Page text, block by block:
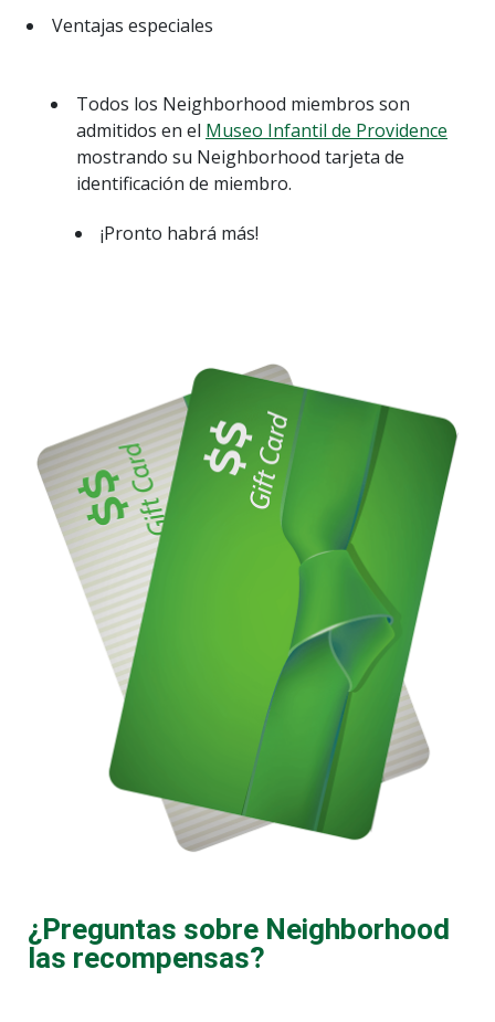
Ventajas especiales
Todos los Neighborhood miembros son
admitidos en el Museo Infantil de Providence
mostrando su Neighborhood tarjeta de
identificación de miembro.
¡Pronto habrá más!
¿Preguntas sobre Neighborhood
las recompensas?